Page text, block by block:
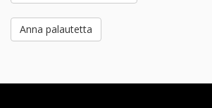
Anna palautetta